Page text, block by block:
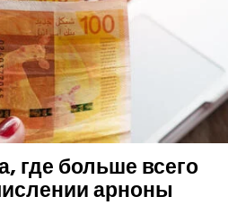
где больше всего
арноны